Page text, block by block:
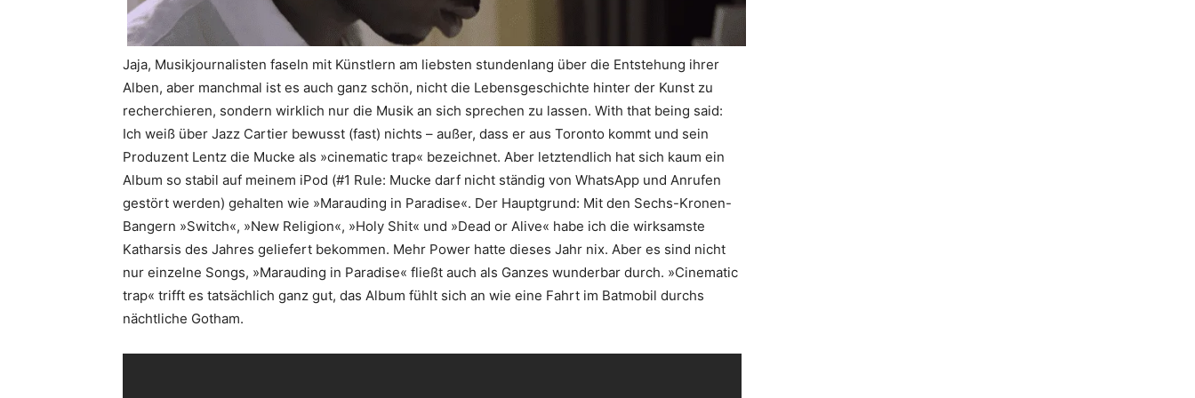
Jaja, Musikjournalisten faseln mit Künstlern am liebsten stundenlang über die Entstehung ihrer
Alben, aber manchmal ist es auch ganz schön, nicht die Lebensgeschichte hinter der Kunst zu
recherchieren, sondern wirklich nur die Musik an sich sprechen zu lassen. With that being said:
Ich weiß über Jazz Cartier bewusst (fast) nichts – außer, dass er aus Toronto kommt und sein
Produzent Lentz die Mucke als »cinematic trap« bezeichnet. Aber letztendlich hat sich kaum ein
Album so stabil auf meinem iPod (#1 Rule: Mucke darf nicht ständig von WhatsApp und Anrufen
gestört werden) gehalten wie »Marauding in Paradise«. Der Hauptgrund: Mit den Sechs-Kronen-
Bangern »Switch«, »New Religion«, »Holy Shit« und »Dead or Alive« habe ich die wirksamste
Katharsis des Jahres geliefert bekommen. Mehr Power hatte dieses Jahr nix. Aber es sind nicht
nur einzelne Songs, »Marauding in Paradise« fließt auch als Ganzes wunderbar durch. »Cinematic
trap« trifft es tatsächlich ganz gut, das Album fühlt sich an wie eine Fahrt im Batmobil durchs
nächtliche Gotham.